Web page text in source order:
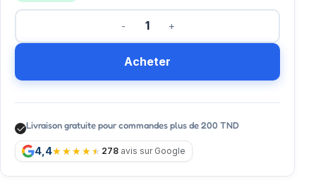
Acheter
Livraison gratuite pour commandes plus de 200 TND
4,4 278 avis sur Google